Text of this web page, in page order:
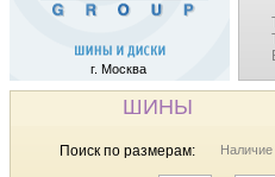
г. Москва
ШИНЫ
Поиск по размерам: Наличие